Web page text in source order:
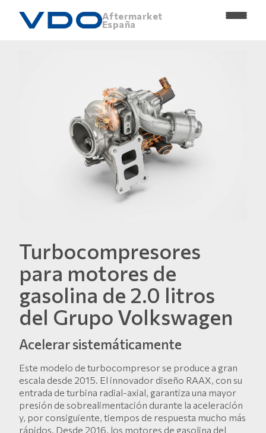
Aftermarket
España
Turbocompresores
para motores de
gasolina de 2.0 litros
del Grupo Volkswagen
Acelerar sistemáticamente
Este modelo de turbocompresor se produce a gran
escala desde 2015. El innovador diseño RAAX, con su
entrada de turbina radial-axial, garantiza una mayor
presión de sobrealimentación durante la aceleración
y, por consiguiente, tiempos de respuesta mucho más
rápidos. Desde 2016, los motores de gasolina del